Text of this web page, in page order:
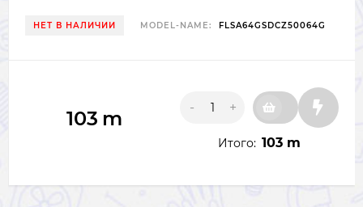
НЕТ В НАЛИЧИИ MODEL-NAME: FLSA64GSDCZ50064G
103 m - +
Итого: 103 m